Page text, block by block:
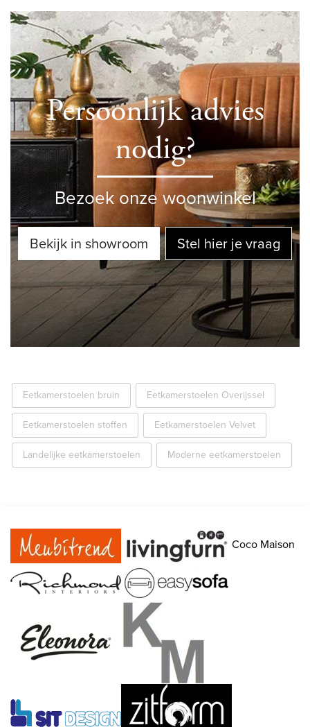
Persoonlijk advies
nodig?
Bezoek onze woonwinkel
Bekijk in showroom Stel hier je vraag
Eetkamerstoelen bruin Eetkamerstoelen Overijssel
Eetkamerstoelen stoffen Eetkamerstoelen Velvet
Landelijke eetkamerstoelen Moderne eetkamerstoelen
Coco Maison